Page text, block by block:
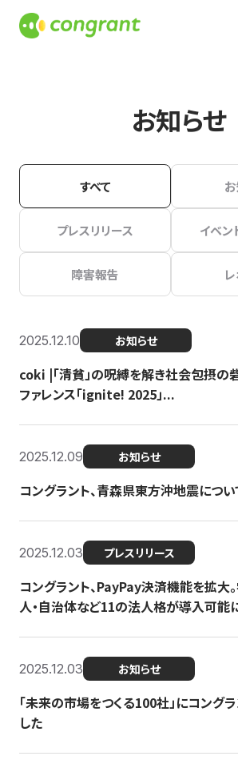
お知らせ
すべて
プレスリリース イベン
障害報告
2025.12.10 お知らせ
coki |「清貧」の呪縛を解き社会包摂の
ファレンス「ignite! 2025」...
2025.12.09 お知らせ
コングラント、青森県東方沖地震につ
2025.12.03 プレスリリース
コングラント、PayPay決済機能を拡大
人・自治体など11の法人格が導入可能
2025.12.03 お知らせ
「未来の市場をつくる100社」にコング
した